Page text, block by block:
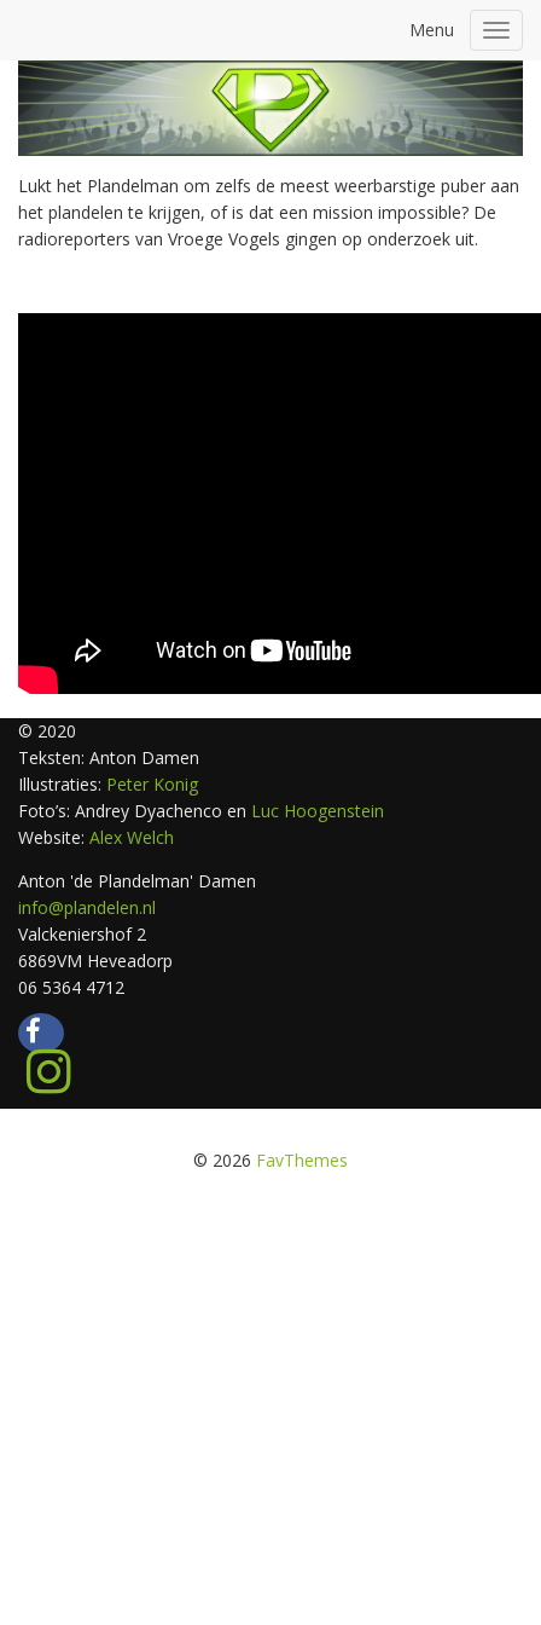
Menu
Lukt het Plandelman om zelfs de meest weerbarstige puber aan
het plandelen te krijgen, of is dat een mission impossible? De
radioreporters van Vroege Vogels gingen op onderzoek uit.
© 2020
Teksten: Anton Damen
Illustraties: Peter Konig
Foto’s: Andrey Dyachenco en Luc Hoogenstein
Website: Alex Welch
Anton 'de Plandelman' Damen
info@plandelen.nl
Valckeniershof 2
6869VM Heveadorp
06 5364 4712
© 2026 FavThemes